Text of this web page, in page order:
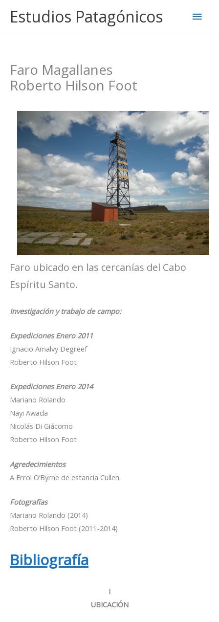
contenido
Estudios Patagónicos
Faro Magallanes
Roberto Hilson Foot
Faro ubicado en las cercanías del Cabo
Espíritu Santo.
Investigación y trabajo de campo:
Expediciones Enero 2011
Ignacio Amalvy Degreef
Roberto Hilson Foot
Expediciones Enero 2014
Mariano Rolando
Nayi Awada
Nicolás Di Giácomo
Roberto Hilson Foot
Agredecimientos
A Errol O’Byrne de estancia Cullen.
Fotografías
Mariano Rolando (2014)
Roberto Hilson Foot (2011-2014)
Bibliografía
I
UBICACIÓN